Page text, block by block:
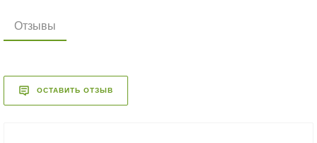
Отзывы
ОСТАВИТЬ ОТЗЫВ